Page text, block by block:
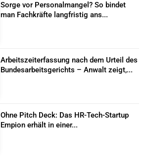
Sorge vor Personalmangel? So bindet
man Fachkräfte langfristig ans...
Arbeitszeiterfassung nach dem Urteil des
Bundesarbeitsgerichts – Anwalt zeigt,...
Ohne Pitch Deck: Das HR-Tech-Startup
Empion erhält in einer...